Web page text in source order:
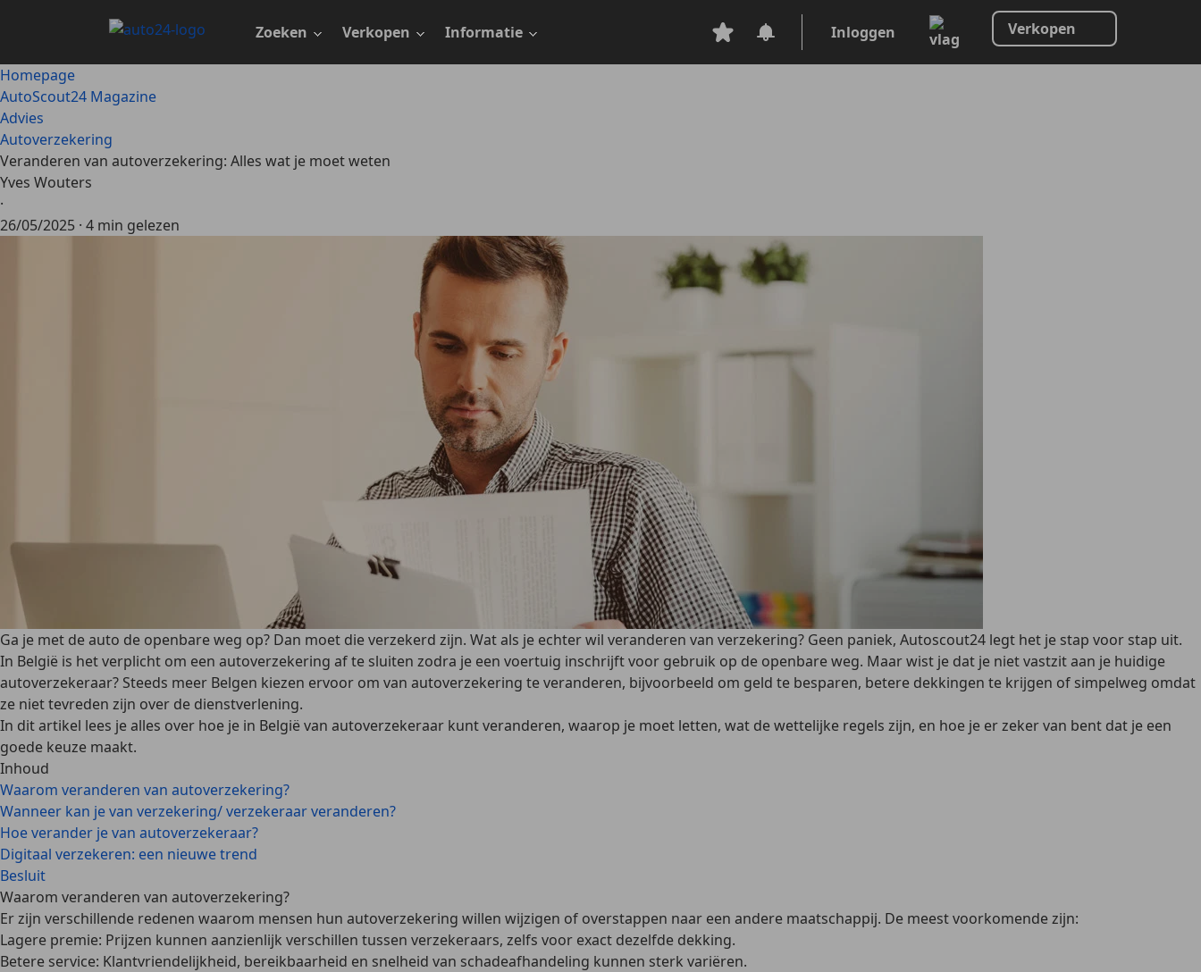
Zoeken Verkopen Informatie Inloggen Verkopen
Homepage
AutoScout24 Magazine
Advies
Autoverzekering
Veranderen van autoverzekering: Alles wat je moet weten
Yves Wouters
·
26/05/2025 · 4 min gelezen
Ga je met de auto de openbare weg op? Dan moet die verzekerd zijn. Wat als je echter wil veranderen van verzekering? Geen paniek, Autoscout24 legt het je stap voor stap uit.
In België is het verplicht om een autoverzekering af te sluiten zodra je een voertuig inschrijft voor gebruik op de openbare weg. Maar wist je dat je niet vastzit aan je huidige
autoverzekeraar? Steeds meer Belgen kiezen ervoor om van autoverzekering te veranderen, bijvoorbeeld om geld te besparen, betere dekkingen te krijgen of simpelweg omdat
ze niet tevreden zijn over de dienstverlening.
In dit artikel lees je alles over hoe je in België van autoverzekeraar kunt veranderen, waarop je moet letten, wat de wettelijke regels zijn, en hoe je er zeker van bent dat je een
goede keuze maakt.
Inhoud
Waarom veranderen van autoverzekering?
Wanneer kan je van verzekering/ verzekeraar veranderen?
Hoe verander je van autoverzekeraar?
Digitaal verzekeren: een nieuwe trend
Besluit
Waarom veranderen van autoverzekering?
Er zijn verschillende redenen waarom mensen hun autoverzekering willen wijzigen of overstappen naar een andere maatschappij. De meest voorkomende zijn:
Lagere premie: Prijzen kunnen aanzienlijk verschillen tussen verzekeraars, zelfs voor exact dezelfde dekking.
Betere service: Klantvriendelijkheid, bereikbaarheid en snelheid van schadeafhandeling kunnen sterk variëren.